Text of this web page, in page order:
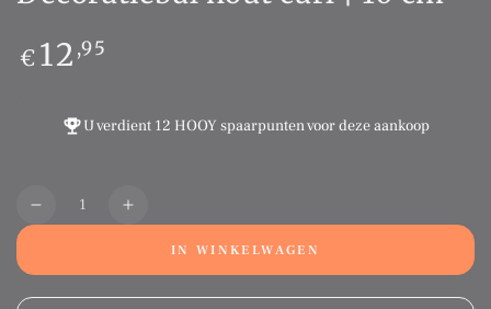
Normale
prijs
€ 12 ,95
U verdient 12 HOOY spaarpuntenvoor deze aankoop
Aantal
Translation
nl.products.product.quantity.decrease
Translation
nl.products.product.quantity.increase
IN WINKELWAGEN